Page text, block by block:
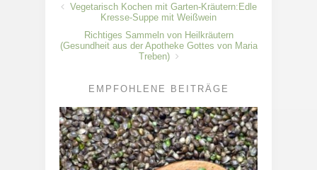
Vegetarisch Kochen mit Garten-Kräutern:Edle
Kresse-Suppe mit Weißwein
Richtiges Sammeln von Heilkräutern
(Gesundheit aus der Apotheke Gottes von Maria
Treben)
EMPFOHLENE BEITRÄGE